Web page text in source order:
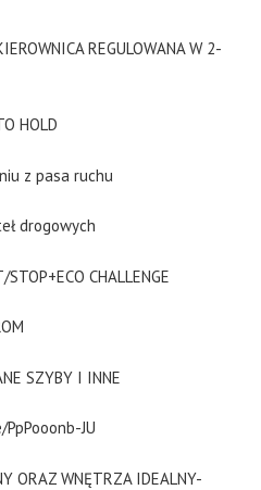
REGULOWANA W 2-
HOLD
z pasa ruchu
drogowych
CHALLENGE
SZYBY I INNE
JU
ORAZ WNĘTRZA IDEALNY-